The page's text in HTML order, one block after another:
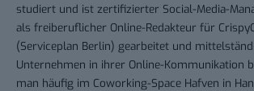
studiert und ist zertifizierter Social-Media-
als freiberuflicher Online-Redakteur für
(Serviceplan Berlin) gearbeitet und
Unternehmen in ihrer Online-Kommunikation
man häufig im Coworking-Space Hafven in